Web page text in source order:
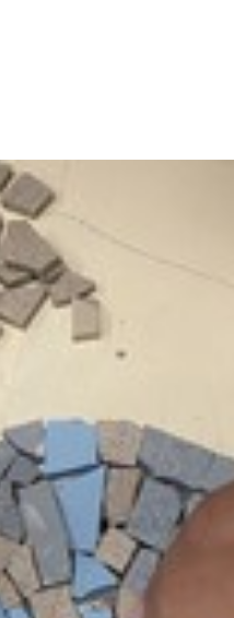
Normativo n.º 8-B/2026 |
– setembro |
finais nacionais ensino
2026
Escolares 2026/27 |
e manuais reutilizáveis
2026
Encerramento do ano letivo
em Grande | Quatro dias
inesquecíveis em Fafe com
EMRC do ensino secundário
2026